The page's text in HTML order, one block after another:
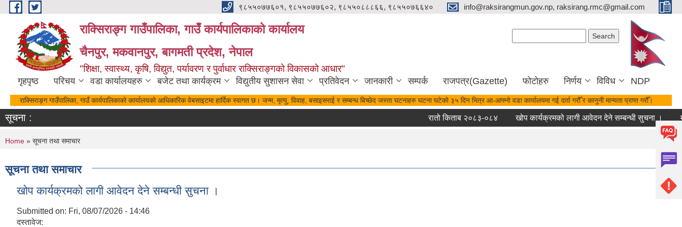
Skip to main content ९८५५०७७६०१, ९८५५०७७६०२, ९८५५०८८८६६, ९८५५०७६६४० info@raksirangmun.gov.np, raksirang.rmc@gmail.com
राक्सिराङ्ग गाउँपालिका, गाउँ कार्यपालिकाको कार्यालय
चैनपुर, मकवानपुर, बागमती प्रदेश, नेपाल
"शिक्षा, स्वास्थ्य, कृषि, विद्युत, पर्यावरण र पुर्वाधार राक्सिराङ्गको विकासको आधार"
गृहपृष्ठ परिचय वडा कार्यालयहरु बजेट तथा कार्यक्रम विद्युतीय सुशासन सेवा प्रतिवेदन जानकारी सम्पर्क राजपत्र(Gazette) फोटोहरु निर्णय विविध NDP
राक्सिराङ्ग गाउँपालिका, गाउँ कार्यपालिकाको कार्यालयको आधिकारिक वेबसाइटमा हार्दिक स्वागत छ। जन्म, मृत्यु, विवाह, बसाइसराई र सम्बन्ध बिच्छेद जस्ता घटनाहरु घटना घटेको ३५ दिन भित्र आ-आफ्नो वडा कार्यालयमा गई दर्ता गरौँ र कानूनी मान्यता प्राप्त गरौँ।
सूचना : रातो किताब २०८३-०८४ खोप कार्यक्रमको लागी आवेदन देने सम्बन्धी सुचना ।
You are here
Home » सूचना तथा समाचार
सूचना तथा समाचार
खोप कार्यक्रमको लागी आवेदन देने सम्बन्धी सुचना ।
Submitted on: Fri, 08/07/2026 - 14:46
दस्तावेज: